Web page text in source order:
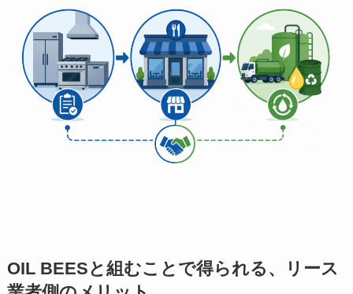
OIL BEESと組むことで得られる、リース